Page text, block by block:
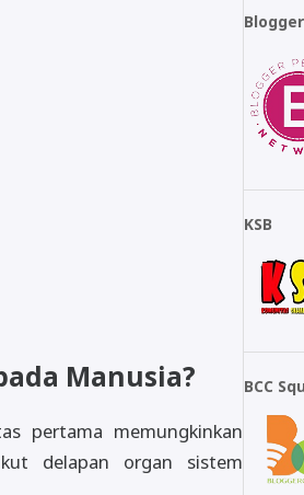
Manusia?
pertama memungkinkan
delapan organ sistem
KSB
BCC